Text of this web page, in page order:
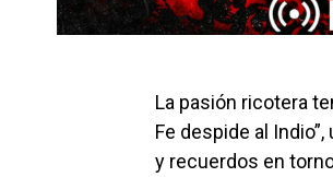
La pasión ricotera
Fe despide al
y recuerdos en